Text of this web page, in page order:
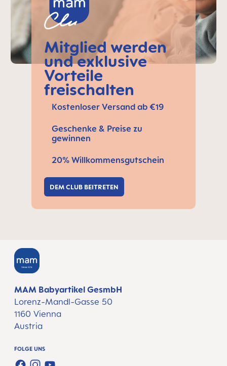
Mitglied werden
und exklusive
Vorteile
freischalten
Kostenloser Versand ab €19
Geschenke & Preise zu
gewinnen
20% Willkommensgutschein
DEM CLUB BEITRETEN
MAM Babyartikel GesmbH
Lorenz-Mandl-Gasse 50
1160 Vienna
Austria
FOLGE UNS